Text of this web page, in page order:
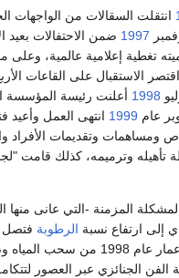
انتقلت السقالات من الواجهات
1997 ضمن الاحتفالات بعيد
الاستقبال على القاعات
1998 أعلنت رئيسة المؤسسة
1999
ومساهمات وتقديمات
تأهيله وترميمه، كذلك قامت
المزمنة -التي عانى منها
إلى ارتفاع نسبة الرطوبة
الإنماء والإعمار
الفن الجنائزي عبر العصور